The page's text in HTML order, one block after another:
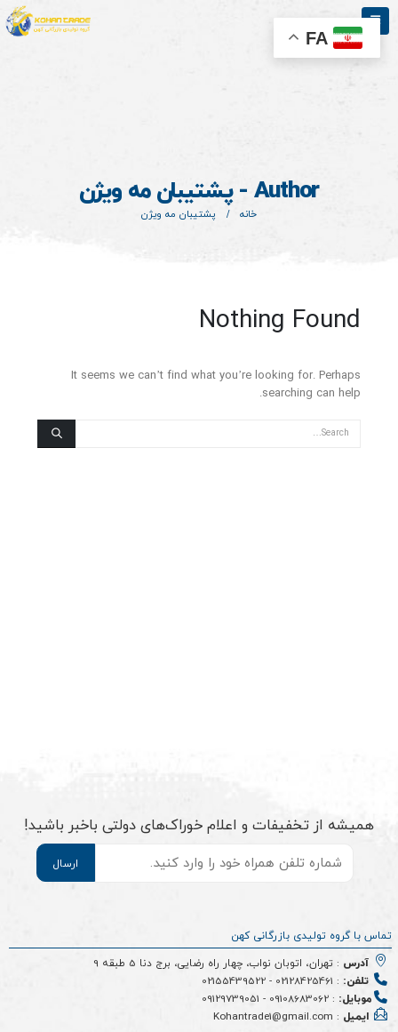
Author - پشتیبان مه ویژن
خانه پشتیبان مه ویژن
Nothing Found
It seems we can’t find what you’re looking for. Perhaps
searching can help.
همیشه از تخفیفات و اعلام خوراک‌های دولتی باخبر باشید!
تماس با گروه تولیدی بازرگانی کهن
آدرس : تهران، اتوبان نواب، چهار راه رضایی، برج دنا 5 طبقه 9
تلفن: :
02128425461
-
02155439522
موبایل: :
09108683062
-
09129739051
ایمیل : Kohantrade1@gmail.com
FA